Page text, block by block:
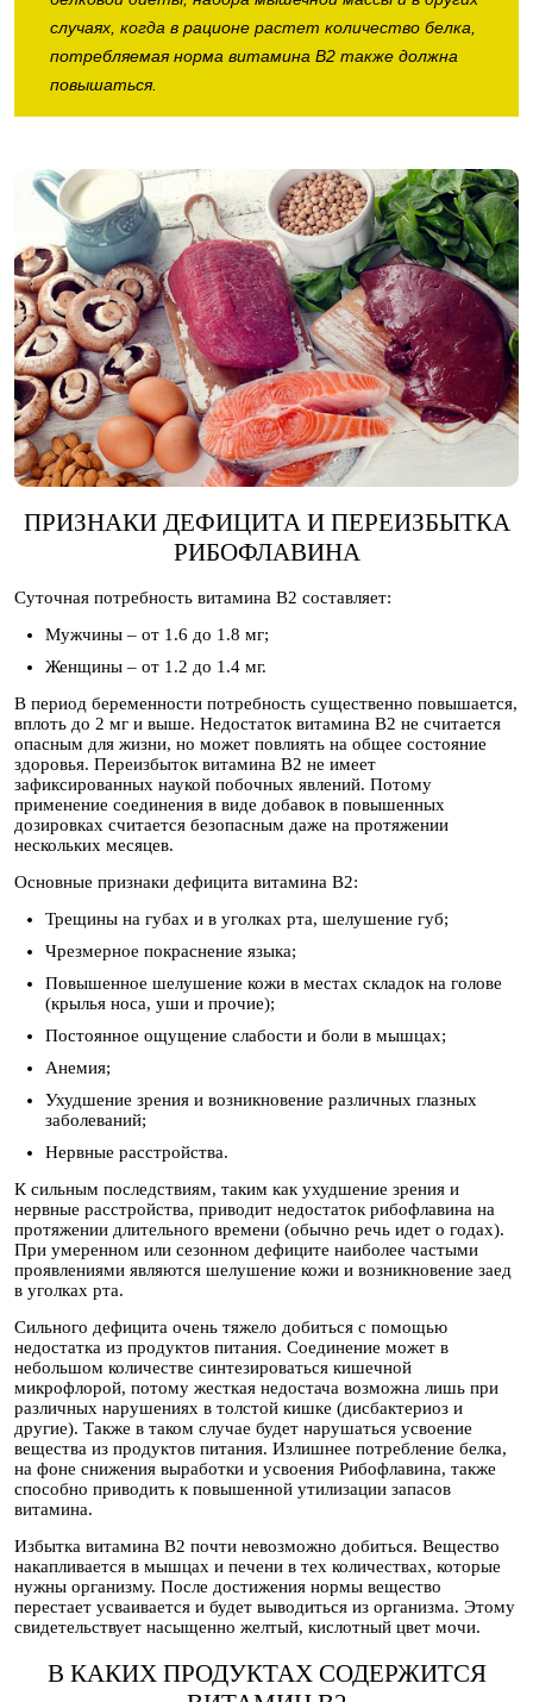
случаях, когда в рационе растет количество белка,
потребляемая норма витамина B2 также должна
повышаться.
ПРИЗНАКИ ДЕФИЦИТА И ПЕРЕИЗБЫТКА
РИБОФЛАВИНА
Суточная потребность витамина B2 составляет:
Мужчины – от 1.6 до 1.8 мг;
Женщины – от 1.2 до 1.4 мг.
В период беременности потребность существенно повышается,
вплоть до 2 мг и выше. Недостаток витамина B2 не считается
опасным для жизни, но может повлиять на общее состояние
здоровья. Переизбыток витамина B2 не имеет
зафиксированных наукой побочных явлений. Потому
применение соединения в виде добавок в повышенных
дозировках считается безопасным даже на протяжении
нескольких месяцев.
Основные признаки дефицита витамина B2:
Трещины на губах и в уголках рта, шелушение губ;
Чрезмерное покраснение языка;
Повышенное шелушение кожи в местах складок на голове
(крылья носа, уши и прочие);
Постоянное ощущение слабости и боли в мышцах;
Анемия;
Ухудшение зрения и возникновение различных глазных
заболеваний;
Нервные расстройства.
К сильным последствиям, таким как ухудшение зрения и
нервные расстройства, приводит недостаток рибофлавина на
протяжении длительного времени (обычно речь идет о годах).
При умеренном или сезонном дефиците наиболее частыми
проявлениями являются шелушение кожи и возникновение заед
в уголках рта.
Сильного дефицита очень тяжело добиться с помощью
недостатка из продуктов питания. Соединение может в
небольшом количестве синтезироваться кишечной
микрофлорой, потому жесткая недостача возможна лишь при
различных нарушениях в толстой кишке (дисбактериоз и
другие). Также в таком случае будет нарушаться усвоение
вещества из продуктов питания. Излишнее потребление белка,
на фоне снижения выработки и усвоения Рибофлавина, также
способно приводить к повышенной утилизации запасов
витамина.
Избытка витамина B2 почти невозможно добиться. Вещество
накапливается в мышцах и печени в тех количествах, которые
нужны организму. После достижения нормы вещество
перестает усваивается и будет выводиться из организма. Этому
свидетельствует насыщенно желтый, кислотный цвет мочи.
В КАКИХ ПРОДУКТАХ СОДЕРЖИТСЯ